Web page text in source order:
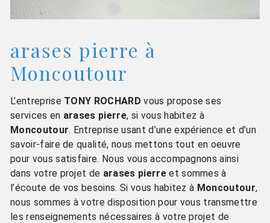
arases pierre à
Moncoutour
L’entreprise TONY ROCHARD vous propose ses
services en arases pierre, si vous habitez à
Moncoutour. Entreprise usant d’une expérience et d’un
savoir-faire de qualité, nous mettons tout en oeuvre
pour vous satisfaire. Nous vous accompagnons ainsi
dans votre projet de arases pierreet sommes à
l’écoute de vos besoins. Si vous habitez à Moncoutour,
nous sommes à votre disposition pour vous transmettre
les renseignements nécessaires à votre projet de